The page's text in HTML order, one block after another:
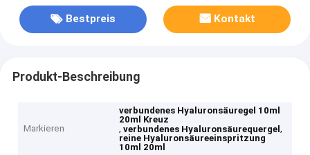
Bestpreis Kontakt
Produkt-Beschreibung
Markieren
verbundenes Hyaluronsäuregel 10ml
20ml Kreuz
,verbundenes Hyaluronsäurequergel,
reine Hyaluronsäureeinspritzung
10ml 20ml